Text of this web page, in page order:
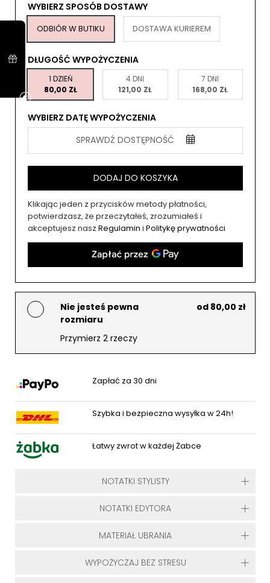
WYBIERZ SPOSÓB DOSTAWY
ODBIÓR W BUTIKU DOSTAWA KURIEREM
DŁUGOŚĆ WYPOŻYCZENIA
1 DZIEŃ
80,00 ZŁ
4 DNI
121,00 ZŁ
7 DNI
168,00 ZŁ
WYBIERZ DATĘ WYPOŻYCZENIA
SPRAWDŹ DOSTĘPNOŚĆ
DODAJ DO KOSZYKA
Klikając jeden z przycisków metody płatności,
potwierdzasz, że przeczytałeś, zrozumiałeś i
akceptujesz nasz Regulamin i Politykę prywatności
Nie jesteś pewna
rozmiaru
od 80,00 zł
Przymierz 2 rzeczy
Zapłać za 30 dni
Szybka i bezpieczna wysyłka w 24h!
Łatwy zwrot w każdej Żabce
NOTATKI STYLISTY
NOTATKI EDYTORA
MATERIAŁ UBRANIA
WYPOŻYCZAJ BEZ STRESU